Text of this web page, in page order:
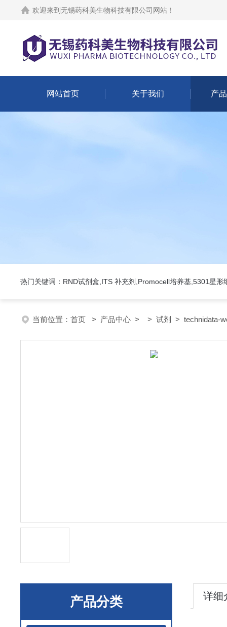
欢迎来到 无锡药科美生物科技有限公司网站 ！
网站首页 关于我们 产
热门关键词：RND试剂盒,ITS 补充剂,Promocell培养基,5301星形
当前位置： 首页 > 产品中心 > > 试剂 > technidata-
产品分类 详细